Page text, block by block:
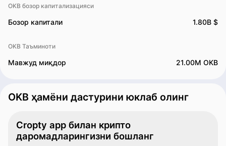
OKB бозор капитализацияси
Бозор капитали 1.80B $
OKB Таъминоти
Мавжуд миқдор 21.00M OKB
OKB ҳамёни дастурини юклаб олинг
Cropty app билан крипто
даромадларингизни бошланг